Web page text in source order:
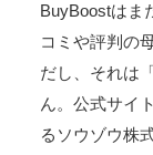
BuyBoostはま
コミや評判の
だし、それは
ん。公式サイ
るソウゾウ株